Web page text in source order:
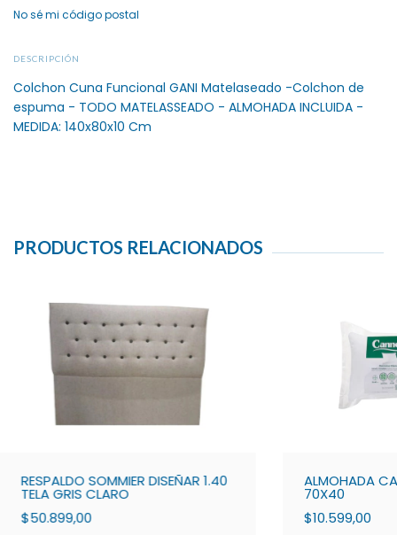
No sé mi código postal
DESCRIPCIÓN
Colchon Cuna Funcional GANI Matelaseado -Colchon de
espuma - TODO MATELASSEADO - ALMOHADA INCLUIDA -
MEDIDA: 140x80x10 Cm
PRODUCTOS RELACIONADOS
RESPALDO SOMMIER DISEÑAR 1.40
TELA GRIS CLARO
$50.899,00
ALMOHADA
70X40
$10.599,00